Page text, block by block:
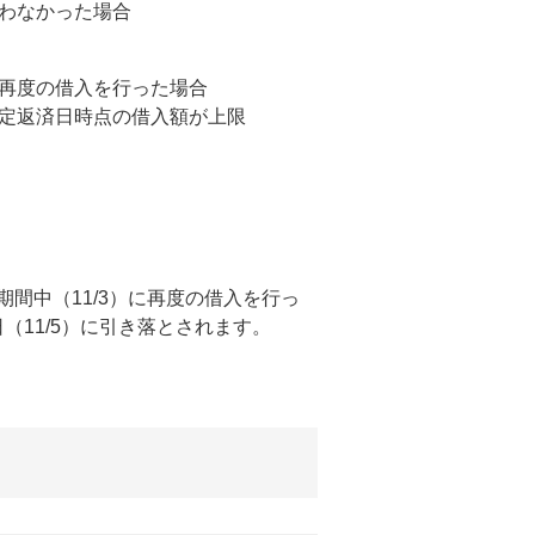
なかった場合
度の借入を行った場合
返済日時点の借入額が上限
間中（11/3）に再度の借入を行っ
11/5）に引き落とされます。